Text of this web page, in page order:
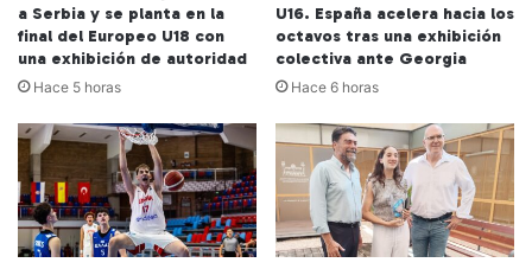
a Serbia y se planta en la
final del Europeo U18 con
una exhibición de autoridad
Hace 5 horas
U16. España acelera hacia los
octavos tras una exhibición
colectiva ante Georgia
Hace 6 horas